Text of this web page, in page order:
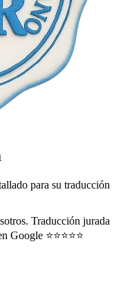
para su traducción
Traducción jurada
Google ⭐⭐⭐⭐⭐